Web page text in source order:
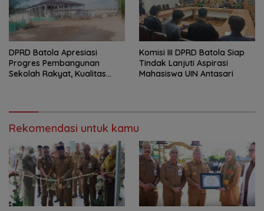
DPRD Batola Apresiasi
Progres Pembangunan
Sekolah Rakyat, Kualitas
Komisi III DPRD Batola Siap
Tindak Lanjuti Aspirasi
Mahasiswa UIN Antasari
Rekomendasi untuk kamu